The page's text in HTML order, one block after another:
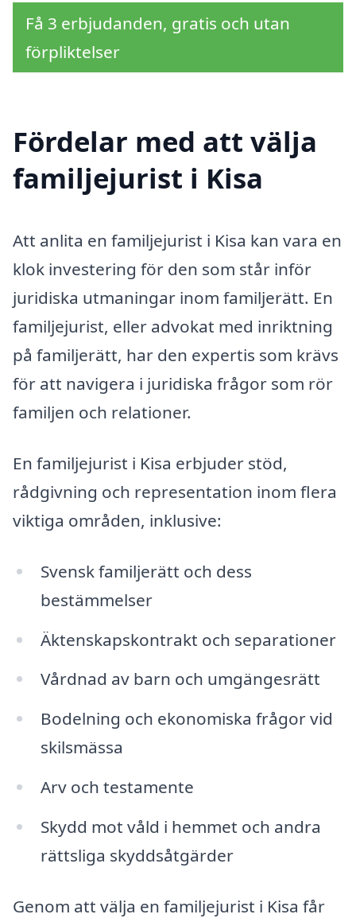
Få 3 erbjudanden, gratis och utan
förpliktelser
Fördelar med att välja
familjejurist i Kisa
Att anlita en familjejurist i Kisa kan vara en
klok investering för den som står inför
juridiska utmaningar inom familjerätt. En
familjejurist, eller advokat med inriktning
på familjerätt, har den expertis som krävs
för att navigera i juridiska frågor som rör
familjen och relationer.
En familjejurist i Kisa erbjuder stöd,
rådgivning och representation inom flera
viktiga områden, inklusive:
Svensk familjerätt och dess
bestämmelser
Äktenskapskontrakt och separationer
Vårdnad av barn och umgängesrätt
Bodelning och ekonomiska frågor vid
skilsmässa
Arv och testamente
Skydd mot våld i hemmet och andra
rättsliga skyddsåtgärder
Genom att välja en familjejurist i Kisa får